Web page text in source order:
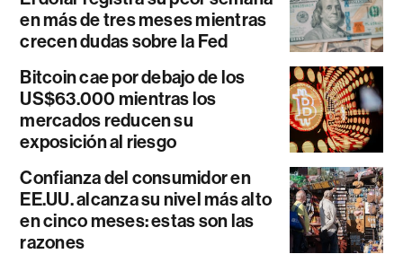
en más de tres meses mientras
crecen dudas sobre la Fed
Bitcoin cae por debajo de los
US$63.000 mientras los
mercados reducen su
exposición al riesgo
Confianza del consumidor en
EE.UU. alcanza su nivel más alto
en cinco meses: estas son las
razones